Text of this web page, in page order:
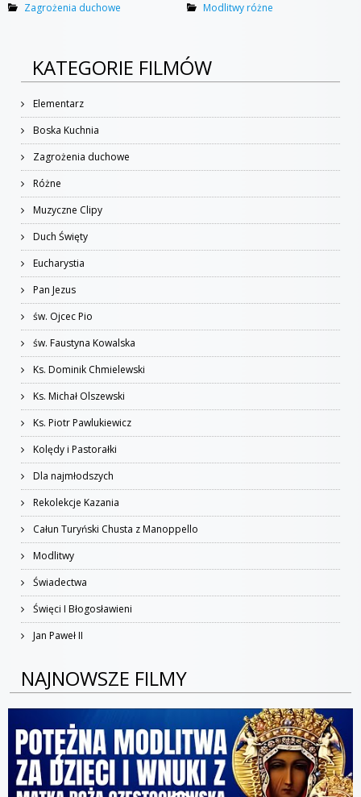
Zagrożenia duchowe
Modlitwy różne
KATEGORIE FILMÓW
Elementarz
Boska Kuchnia
Zagrożenia duchowe
Różne
Muzyczne Clipy
Duch Święty
Eucharystia
Pan Jezus
św. Ojcec Pio
św. Faustyna Kowalska
Ks. Dominik Chmielewski
Ks. Michał Olszewski
Ks. Piotr Pawlukiewicz
Kolędy i Pastorałki
Dla najmłodszych
Rekolekcje Kazania
Całun Turyński Chusta z Manoppello
Modlitwy
Świadectwa
Święci I Błogosławieni
Jan Paweł II
NAJNOWSZE FILMY